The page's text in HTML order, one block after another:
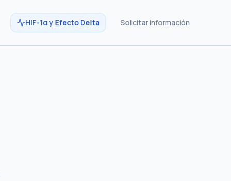
HIF-1α y Efecto Delta Solicitar información